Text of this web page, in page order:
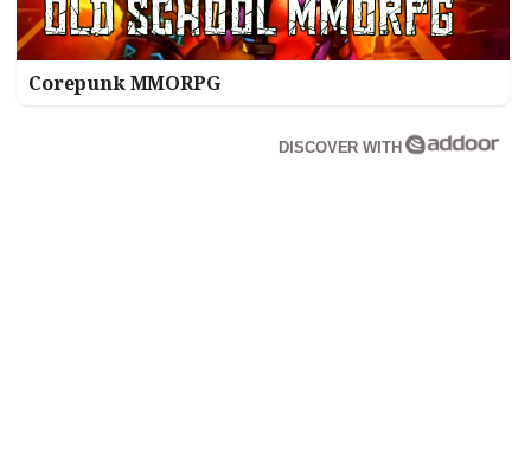
Corepunk MMORPG
DISCOVER WITH